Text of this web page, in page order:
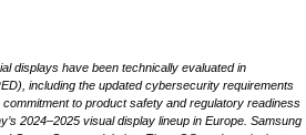
displays have been technically evaluated in
including the updated cybersecurity requirements
to product safety and regulatory readiness
2024–2025 visual display lineup in Europe. Samsung